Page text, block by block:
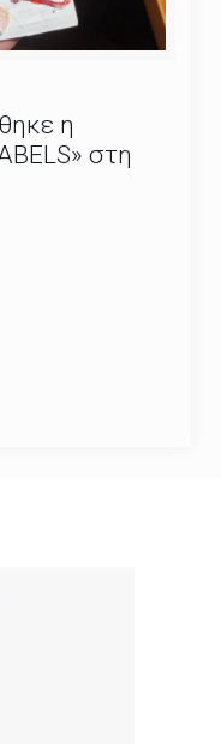
η
στη